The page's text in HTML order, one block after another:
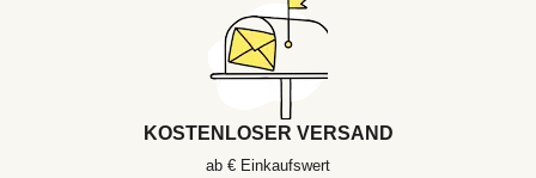
KOSTENLOSER VERSAND
ab € Einkaufswert